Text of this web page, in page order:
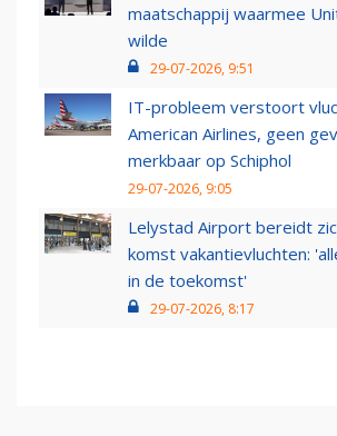
maatschappij waarmee
wilde
29-07-2026, 9:51
IT-probleem verstoort
American Airlines, geen
merkbaar op Schiphol
29-07-2026, 9:05
Lelystad Airport bereidt
komst vakantievluchten:
in de toekomst'
29-07-2026, 8:17